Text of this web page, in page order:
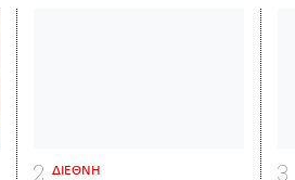
ΔΙΕΘΝΗ